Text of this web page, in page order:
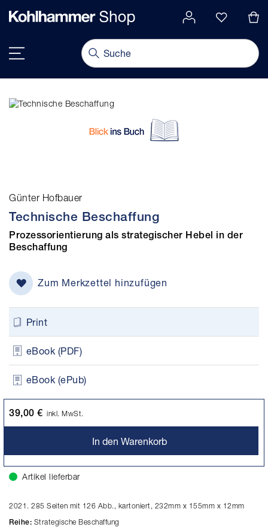
springen
Günter Hofbauer
Technische Beschaffung
Prozessorientierung als strategischer Hebel in der
Beschaffung
Zum Merkzettel hinzufügen
Print
eBook (PDF)
eBook (ePub)
39,00 € inkl. MwSt.
In den Warenkorb
Artikel lieferbar
2021. 285 Seiten mit 126 Abb., kartoniert, 232mm x 155mm x 12mm
Reihe: Strategische Beschaffung